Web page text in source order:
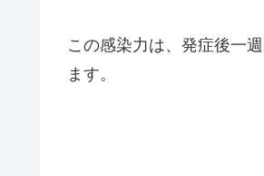
この感染力は、発症後一
ます。